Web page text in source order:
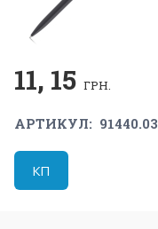
11, 15 ГРН.
АРТИКУЛ: 91440.03
КП